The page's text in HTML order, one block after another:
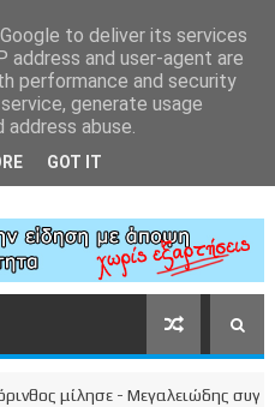
- Μεγαλειώδης συγκέντρωση
to deliver its services
address and user-agent are
performance and security
generate usage
abuse.
GOT IT